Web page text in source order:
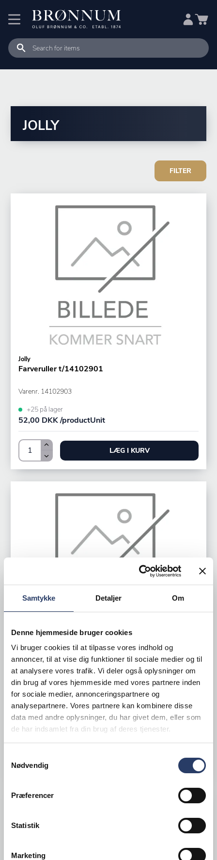
Samtykke Detaljer Om
Denne hjemmeside bruger cookies
Vi bruger cookies til at tilpasse vores indhold og
annoncer, til at vise dig funktioner til sociale medier og til
at analysere vores trafik. Vi deler også oplysninger om
din brug af vores hjemmeside med vores partnere inden
for sociale medier, annonceringspartnere og
analysepartnere. Vores partnere kan kombinere disse
data med andre oplysninger, du har givet dem, eller som
de har indsamlet fra din brug af deres tjenester.
Nødvendig
Præferencer
Statistik
Marketing
JOLLY
FILTER
Jolly
Farveruller t/14102901
Varenr. 14102903
+25 på lager
52,00 DKK /productUnit
LÆG I KURV
Jolly
Etikett t/14102901 Frost
LxB: 26x16 mm 12 ruller
Varenr.14102902
+25 på lager
600,00 DKK /productUnit